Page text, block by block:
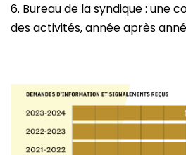
6. Bureau de la syndique : une
des activités, année après